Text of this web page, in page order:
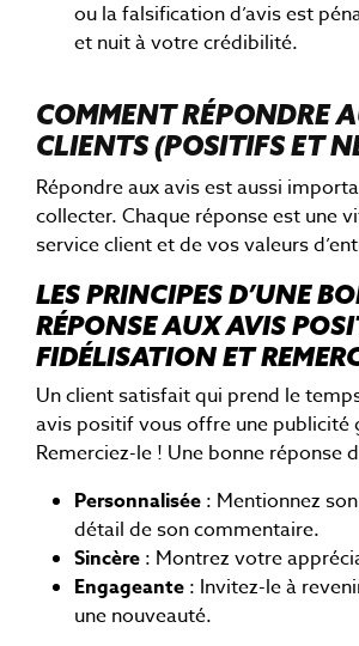
ou la falsification d’avis est
et nuit à votre crédibilité.
COMMENT RÉPONDRE
CLIENTS (POSITIFS ET
Répondre aux avis est aussi
collecter. Chaque réponse est une
service client et de vos valeurs
LES PRINCIPES D’UNE
RÉPONSE AUX AVIS
FIDÉLISATION ET
Un client satisfait qui prend le
avis positif vous offre une publicité
Remerciez-le ! Une bonne réponse
Personnalisée : Mentionnez
détail de son commentaire.
Sincère : Montrez votre
Engageante : Invitez-le à
une nouveauté.